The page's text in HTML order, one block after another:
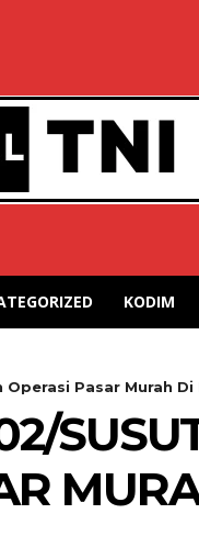
KODIM
Pasar Murah Di